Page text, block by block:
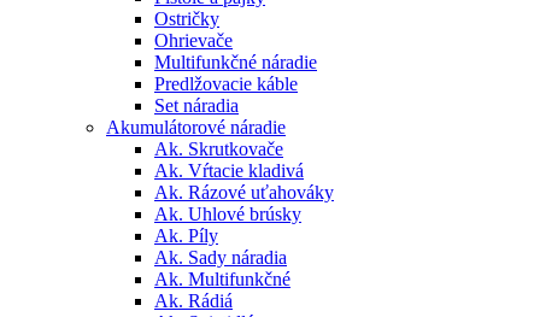
Ostričky
Ohrievače
Multifunkčné náradie
Predlžovacie káble
Set náradia
Akumulátorové náradie
Ak. Skrutkovače
Ak. Vŕtacie kladivá
Ak. Rázové uťahováky
Ak. Uhlové brúsky
Ak. Píly
Ak. Sady náradia
Ak. Multifunkčné
Ak. Rádiá